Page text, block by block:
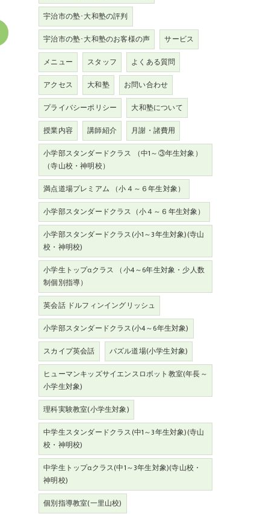
宇治市の塾･大和塾の評判
宇治市の塾･大和塾のお客様の声
サービス
メニュー
スタッフ
よくある質問
アクセス
大和塾
お問い合わせ
プライバシーポリシー
大和塾について
授業内容
講師紹介
月謝・諸費用
小学部スタンダードクラス （中1～③年生対象）
（寺山校・神明校）
満点道場プレミアム （小４～６年生対象）
小学部スタンダードクラス（小４～６年生対象）
小学部スタンダードクラス(小1～3年生対象)(寺山
校・神明校)
小学生トップαクラス （小4～6年生対象・少人数
制個別指導）
英会話 ドルフィンイングリッシュ
小学部スタンダードクラス(小4～6年生対象)
スカイプ英会話
パズル道場(小学生対象)
ヒューマンキッズサイエンスロボット教室(年長～
小学生対象)
理科実験教室(小学生対象)
中学生スタンダードクラス(中1～3年生対象)(寺山
校・神明校)
中学生トップαクラス(中1～3年生対象)(寺山校・
神明校)
個別指導教室(一里山校)